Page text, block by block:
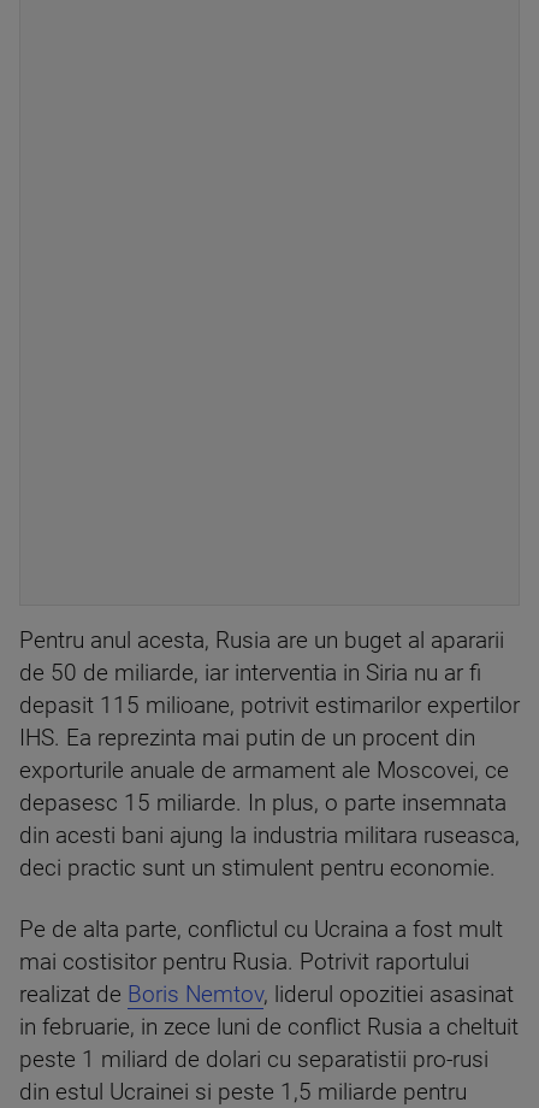
Pentru anul acesta, Rusia are un buget al apararii
de 50 de miliarde, iar interventia in Siria nu ar fi
depasit 115 milioane, potrivit estimarilor expertilor
IHS. Ea reprezinta mai putin de un procent din
exporturile anuale de armament ale Moscovei, ce
depasesc 15 miliarde. In plus, o parte insemnata
din acesti bani ajung la industria militara ruseasca,
deci practic sunt un stimulent pentru economie.
Pe de alta parte, conflictul cu Ucraina a fost mult
mai costisitor pentru Rusia. Potrivit raportului
realizat de Boris Nemtov, liderul opozitiei asasinat
in februarie, in zece luni de conflict Rusia a cheltuit
peste 1 miliard de dolari cu separatistii pro-rusi
din estul Ucrainei si peste 1,5 miliarde pentru